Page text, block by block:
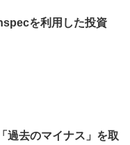
を利用した投資
過去のマイナス」を取